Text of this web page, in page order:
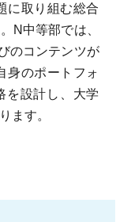
に取り組む総合
N中等部では、
のコンテンツが
身のポートフォ
を設計し、大学
ます。